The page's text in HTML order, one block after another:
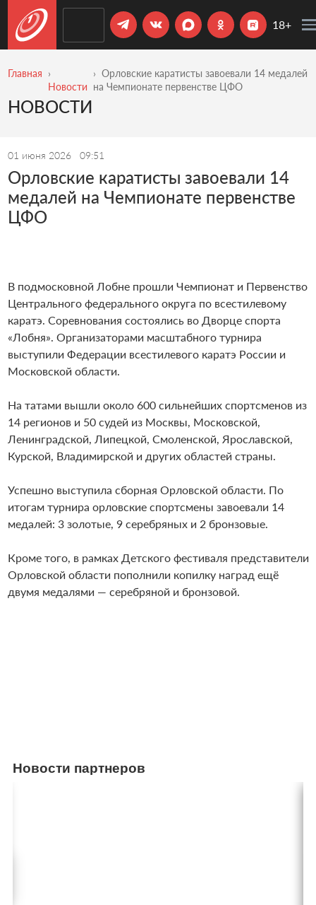
18+
Главная
Новости
Орловские каратисты завоевали 14 медалей
на Чемпионате первенстве ЦФО
НОВОСТИ
01 июня 2026 09:51
Орловские каратисты завоевали 14
медалей на Чемпионате первенстве
ЦФО
В подмосковной Лобне прошли Чемпионат и Первенство
Центрального федерального округа по всестилевому
каратэ. Соревнования состоялись во Дворце спорта
«Лобня». Организаторами масштабного турнира
выступили Федерации всестилевого каратэ России и
Московской области.
На татами вышли около 600 сильнейших спортсменов из
14 регионов и 50 судей из Москвы, Московской,
Ленинградской, Липецкой, Смоленской, Ярославской,
Курской, Владимирской и других областей страны.
Успешно выступила сборная Орловской области. По
итогам турнира орловские спортсмены завоевали 14
медалей: 3 золотые, 9 серебряных и 2 бронзовые.
Кроме того, в рамках Детского фестиваля представители
Орловской области пополнили копилку наград ещё
двумя медалями — серебряной и бронзовой.
Новости партнеров